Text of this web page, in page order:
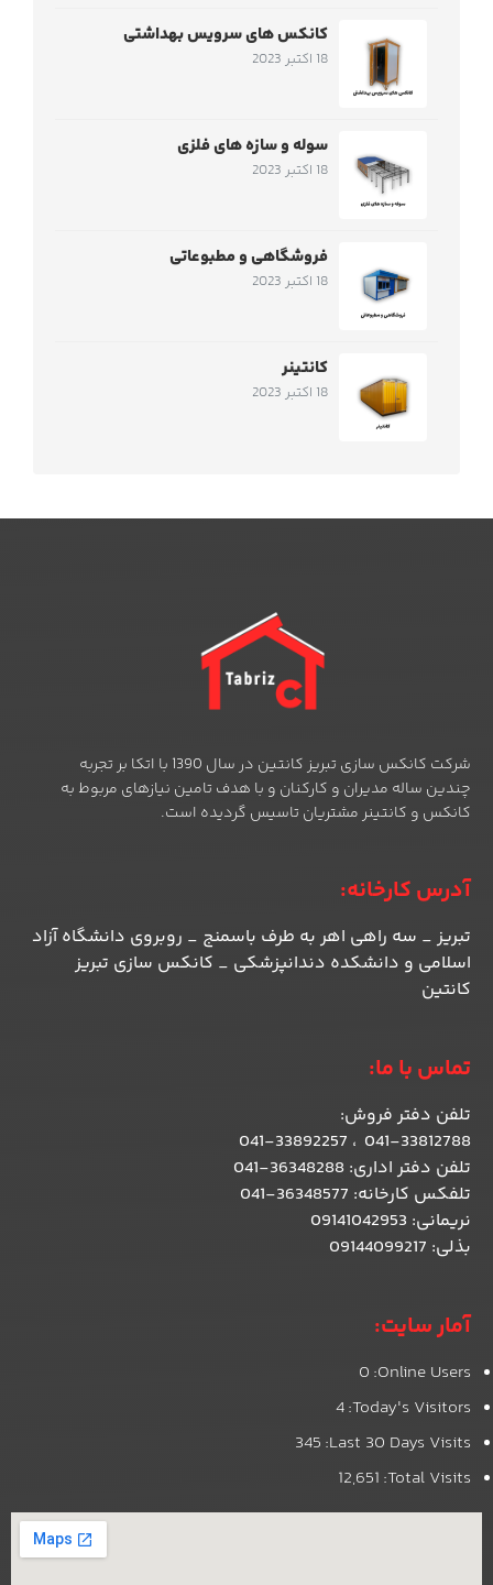
کانکس های سرویس بهداشتی
18 اکتبر 2023
سوله و سازه های فلزی
18 اکتبر 2023
فروشگاهی و مطبوعاتی
18 اکتبر 2023
کانتینر
18 اکتبر 2023
شرکت کانکس سازی تبریز کانتین در سال 1390 با اتکا بر تجربه
چندین ساله مدیران و کارکنان و با هدف تامین نیازهای مربوط به
کانکس و کانتینر مشتریان تاسیس گردیده است.
آدرس کارخانه:
تبریز _ سه راهی اهر به طرف باسمنج _ روبروی دانشگاه آزاد
اسلامی و دانشکده دندانپزشکی _ کانکس سازی تبریز
کانتین
تماس با ما:
تلفن دفتر فروش:
041-33812788 ، 041-33892257
تلفن دفتر اداری: 36348288-041
تلفکس کارخانه: 36348577-041
نریمانی: 09141042953
بذلی: 09144099217
آمار سایت:
Online Users:
0
Today's Visitors:
4
Last 30 Days Visits:
345
Total Visits:
12,651